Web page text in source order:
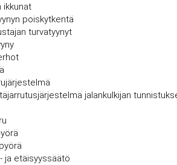
ikkunat
poiskytkentä
turvatyynyt
jalankulkijan
ja etäisyyssäätö